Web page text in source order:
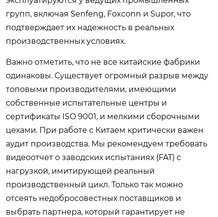
групп, включая Senfeng, Foxconn и Supor, что
подтверждает их надежность в реальных
производственных условиях.
Важно отметить, что не все китайские фабрики
одинаковы. Существует огромный разрыв между
топовыми производителями, имеющими
собственные испытательные центры и
сертификаты ISO 9001, и мелкими сборочными
цехами. При работе с Китаем критически важен
аудит производства. Мы рекомендуем требовать
видеоотчет о заводских испытаниях (FAT) с
нагрузкой, имитирующей реальный
производственный цикл. Только так можно
отсеять недобросовестных поставщиков и
выбрать партнера, который гарантирует не